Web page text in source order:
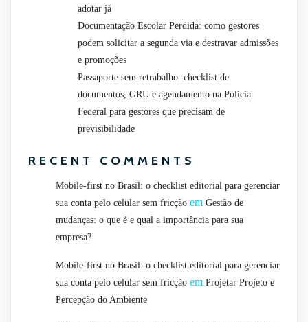
adotar já
Documentação Escolar Perdida: como gestores
podem solicitar a segunda via e destravar admissões
e promoções
Passaporte sem retrabalho: checklist de
documentos, GRU e agendamento na Polícia
Federal para gestores que precisam de
previsibilidade
RECENT COMMENTS
Mobile-first no Brasil: o checklist editorial para gerenciar
sua conta pelo celular sem fricção em Gestão de
mudanças: o que é e qual a importância para sua
empresa?
Mobile-first no Brasil: o checklist editorial para gerenciar
sua conta pelo celular sem fricção em Projetar Projeto e
Percepção do Ambiente